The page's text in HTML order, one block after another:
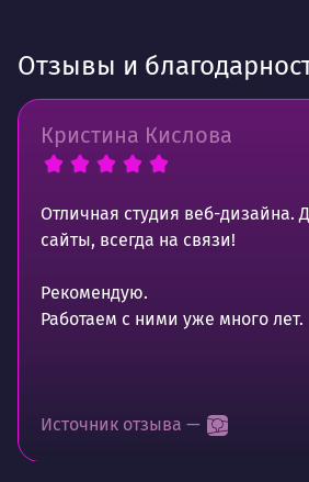
Отзывы и
Кристина Кислова
Отличная студия веб-дизайна.
сайты, всегда на связи!
Рекомендую.
Работаем с ними уже много лет.
Источник отзыва —